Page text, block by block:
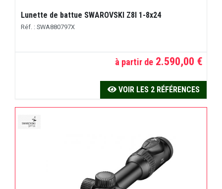
Lunette de battue SWAROVSKI Z8I 1-8x24
Réf. : SWA880797X
à partir de 2.590,00 €
VOIR LES 2 RÉFÉRENCES